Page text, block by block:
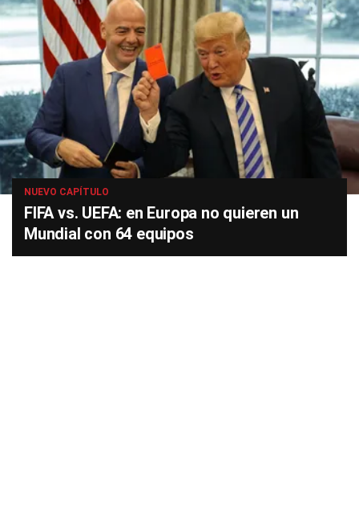
NUEVO CAPÍTULO
FIFA vs. UEFA: en Europa no quieren un
Mundial con 64 equipos